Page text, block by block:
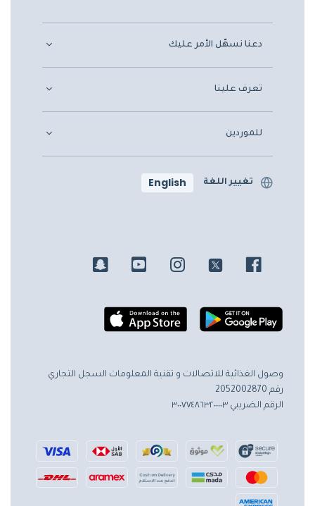
دعنا نسهّل الأمر عليك
تعرف علينا
للموردين
تغيير اللغة English
وصول الغذائية للاتصالات و تقنية المعلومات السجل التجاري
رقم 2052002870
الرقم الضريبي ٣٠٠٧٧٤٨٦٣٢٠٠٠٠٣